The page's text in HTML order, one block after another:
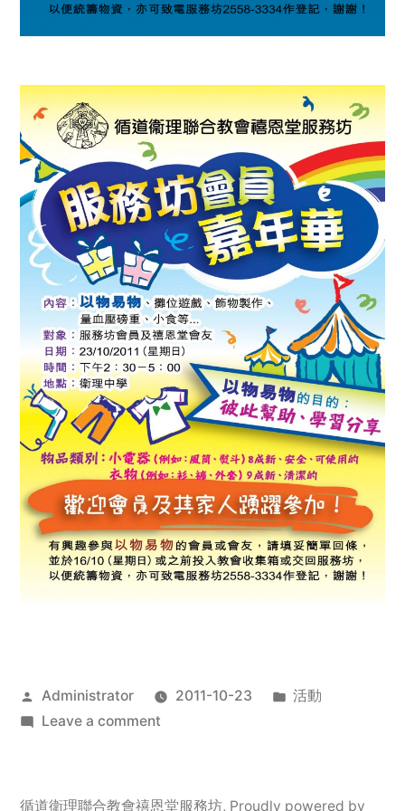
Posted
by
Administrator 2011-10-23
Posted
活動
Leave a commenton
服
循道衛理聯合教會禧恩堂服務坊, Proudly powered by